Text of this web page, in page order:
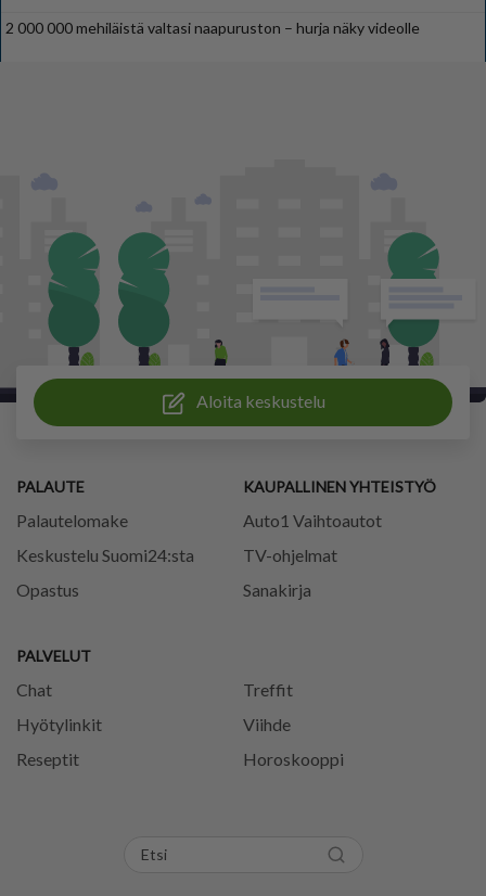
2 000 000 mehiläistä valtasi naapuruston – hurja näky videolle
Aloita keskustelu
PALAUTE
Palautelomake
Keskustelu Suomi24:sta
Opastus
PALVELUT
Chat
Treffit
Hyötylinkit
Viihde
Reseptit
Horoskooppi
KAUPALLINEN YHTEISTYÖ
Auto1 Vaihtoautot
TV-ohjelmat
Sanakirja